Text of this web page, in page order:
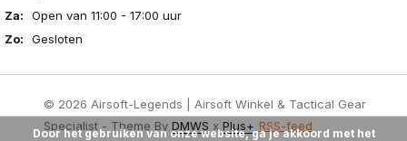
Za:
Open van 11:00 - 17:00 uur
Zo:
Gesloten
© 2026 Airsoft-Legends | Airsoft Winkel & Tactical Gear
Specialist - Theme By DMWS x Plus+ RSS-feed
Door het gebruiken van onze website, ga je akkoord met het